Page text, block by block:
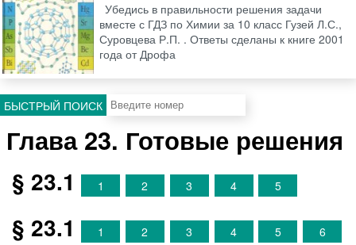
Убедись в правильности решения задачи
вместе с ГДЗ по Химии за 10 класс Гузей Л.С.,
Суровцева Р.П. . Ответы сделаны к книге 2001
года от Дрофа
БЫСТРЫЙ ПОИСК
Глава 23. Готовые решения
§ 23.1 1 2 3 4 5
§ 23.1 1 2 3 4 5
6